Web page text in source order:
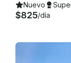
Nuevo
$825/día